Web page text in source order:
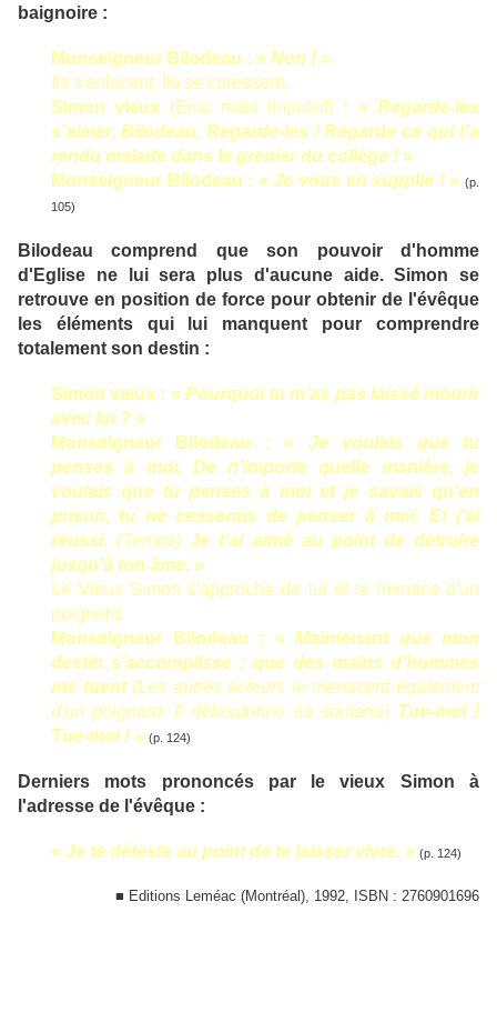
baignoire :
Monseigneur Bilodeau : « Non ! »
Ils s'enlacent. Ils se caressent.
Simon vieux (Emu mais impulsif) : «Regarde-les
s'aimer, Bilodeau. Regarde-les ! Regarde ce qui t'a
rendu malade dans le grenier du collège ! »
Monseigneur Bilodeau : «Je vous en supplie !» (p.
105)
Bilodeau comprend que son pouvoir d'homme
d'Eglise ne lui sera plus d'aucune aide. Simon se
retrouve en position de force pour obtenir de l'évêque
les éléments qui lui manquent pour comprendre
totalement son destin :
Simon vieux : « Pourquoi tu m'as pas laissé mourir
avec lui ? »
Monseigneur Bilodeau : « Je voulais que tu
penses à moi. De n'importe quelle manière, je
voulais que tu penses à moi et je savais qu'en
prison, tu ne cesserais de penser à moi. Et j'ai
réussi. (Temps) Je t'ai aimé au point de détruire
jusqu'à ton âme. »
Le Vieux Simon s'approche de lui et le menace d'un
poignard.
Monseigneur Bilodeau : « Maintenant que mon
destin s'accomplisse ; que des mains d'hommes
me tuent (Les autres acteurs le menacent également
d'un poignard. Il déboutonne sa soutane) Tue-moi !
Tue-moi ! » (p. 124)
Derniers mots prononcés par le vieux Simon à
l'adresse de l'évêque :
« Je te déteste au point de te laisser vivre. » (p. 124)
■ Editions Leméac (Montréal), 1992, ISBN : 2760901696